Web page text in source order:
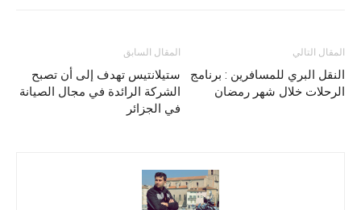
المقال السابق
ستيلانتيس تهدف إلى أن تصبح
الشركة الرائدة في مجال الصيانة
في الجزائر
المقال التالي
النقل البري للمسافرين : برنامج
الرحلات خلال شهر رمضان